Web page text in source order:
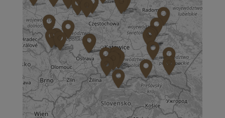
36 MINUT Brodnica
ul. Długa 2
87-300 Brodnica
Zapisz mnie
36 MINUT Buk
ul. Dworcowa 63
64-320 Buk
Zapisz mnie